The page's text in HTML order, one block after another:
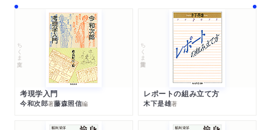
ちくま文庫
考現学入門
今和次郎著藤森照信編
ちくま学芸文庫
レポートの組み立て方
木下是雄著